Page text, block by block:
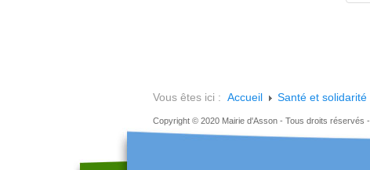
Vous êtes ici : Accueil Santé et solidarité
Copyright © 2020 Mairie d'Asson - Tous droits réservés -